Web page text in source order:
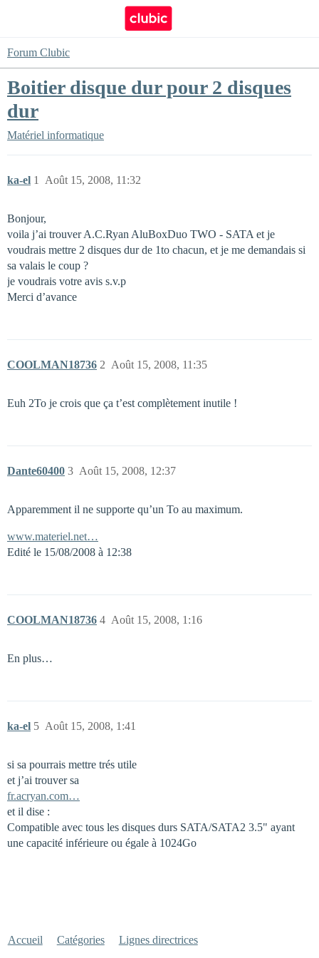
Forum Clubic
Boitier disque dur pour 2 disques
dur
Matériel informatique
ka-el Août 15, 2008, 11:32
1
Bonjour,
voila j’ai trouver A.C.Ryan AluBoxDuo TWO - SATA et je
voudrais mettre 2 disques dur de 1to chacun, et je me demandais si
sa valais le coup ?
je voudrais votre avis s.v.p
Merci d’avance
COOLMAN18736 Août 15, 2008, 11:35
2
Euh 2To je crois que ça t’est complètement inutile !
Dante60400 Août 15, 2008, 12:37
3
Apparemment il ne supporte qu’un To au maximum.
www.materiel.net…
Edité le 15/08/2008 à 12:38
COOLMAN18736 Août 15, 2008, 1:16
4
En plus…
ka-el Août 15, 2008, 1:41
5
si sa pourrais mettre trés utile
et j’ai trouver sa
fr.acryan.com…
et il dise :
Compatible avec tous les disques durs SATA/SATA2 3.5" ayant
une capacité inférieure ou égale à 1024Go
Accueil Catégories Lignes directrices